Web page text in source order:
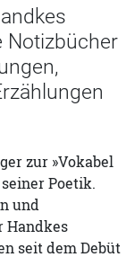
Notizbücher
zur »Vokabel
Poetik.
und
Handkes
seit dem Debüt